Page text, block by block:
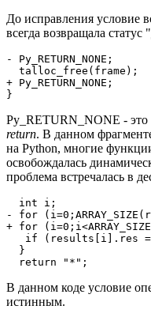
До исправления условие
всегда возвращала
- Py_RETURN_NONE;
  talloc_free(frame);
+ Py_RETURN_NONE;
}
Py_RETURN_NONE - это
return. В данном
на Python, многие
освобождалась
проблема встречалась в
  int i;
- for
+ for
if (results[i].res
  }
  return "*";
В данном коде условие
истинным.